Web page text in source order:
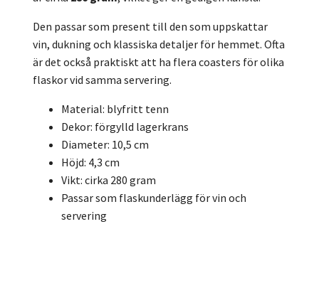
Den passar som present till den som uppskattar
vin, dukning och klassiska detaljer för hemmet. Ofta
är det också praktiskt att ha flera coasters för olika
flaskor vid samma servering.
Material: blyfritt tenn
Dekor: förgylld lagerkrans
Diameter: 10,5 cm
Höjd: 4,3 cm
Vikt: cirka 280 gram
Passar som flaskunderlägg för vin och
servering